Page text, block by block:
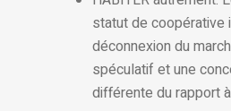
statut de coopérative
déconnexion du
spéculatif et une
différente du rapport